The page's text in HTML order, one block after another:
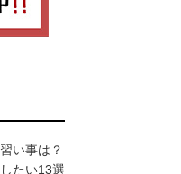
習い事は？
たい13選